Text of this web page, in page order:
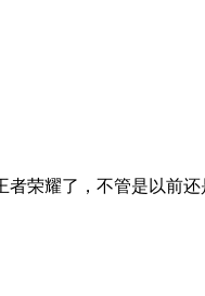
者荣耀了，不管是以前